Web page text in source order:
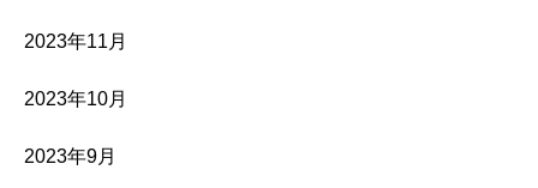
2023年11月
2023年10月
2023年9月